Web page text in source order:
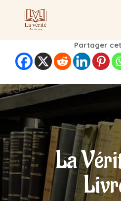
Partager
La